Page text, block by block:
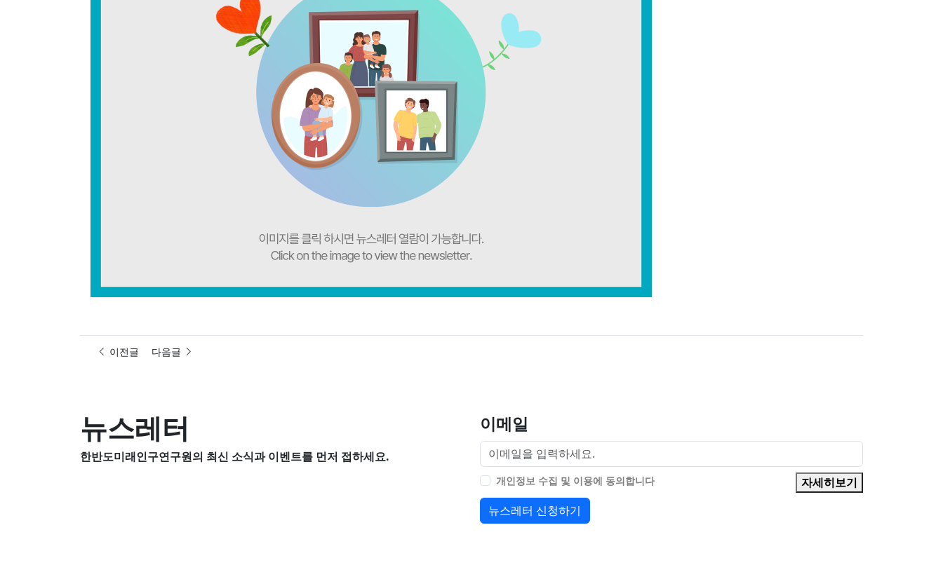
이전글 다음글
뉴스레터
한반도미래인구연구원의 최신 소식과 이벤트를 먼저 접하세요.
이메일
개인정보 수집 및 이용에 동의합니다
자세히보기
뉴스레터 신청하기